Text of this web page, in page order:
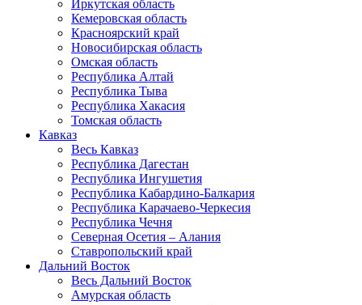
Иркутская область
Кемеровская область
Красноярский край
Новосибирская область
Омская область
Республика Алтай
Республика Тыва
Республика Хакасия
Томская область
Кавказ
Весь Кавказ
Республика Дагестан
Республика Ингушетия
Республика Кабардино-Балкария
Республика Карачаево-Черкесия
Республика Чечня
Северная Осетия – Алания
Ставропольский край
Дальний Восток
Весь Дальний Восток
Амурская область